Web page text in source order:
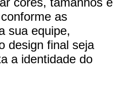
as
sua equipe,
design final seja
a identidade do